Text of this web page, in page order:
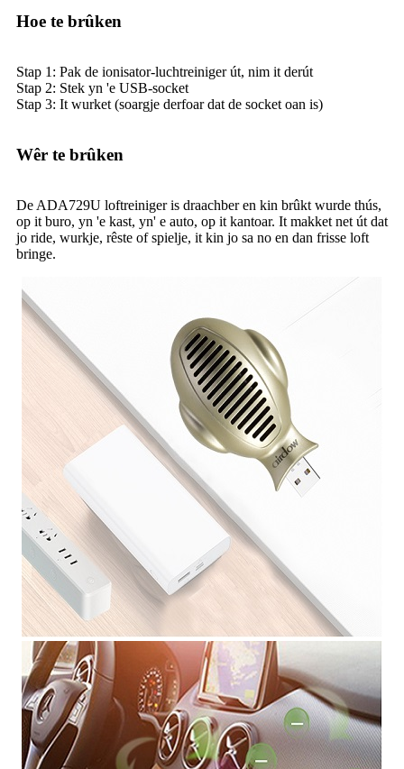
Hoe te brûken
Stap 1: Pak de ionisator-luchtreiniger út, nim it derút
Stap 2: Stek yn 'e USB-socket
Stap 3: It wurket (soargje derfoar dat de socket oan is)
Wêr te brûken
De ADA729U loftreiniger is draachber en kin brûkt wurde thús,
op it buro, yn 'e kast, yn' e auto, op it kantoar. It makket net út dat
jo ride, wurkje, rêste of spielje, it kin jo sa no en dan frisse loft
bringe.